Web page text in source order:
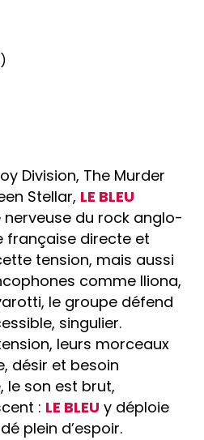
Division, The Murder
Stellar, LE BLEU
nerveuse du rock anglo-
française directe et
tension, mais aussi
comme Iliona,
le groupe défend
singulier.
leurs morceaux
désir et besoin
le son est brut,
: LE BLEU y déploie
plein d’espoir.